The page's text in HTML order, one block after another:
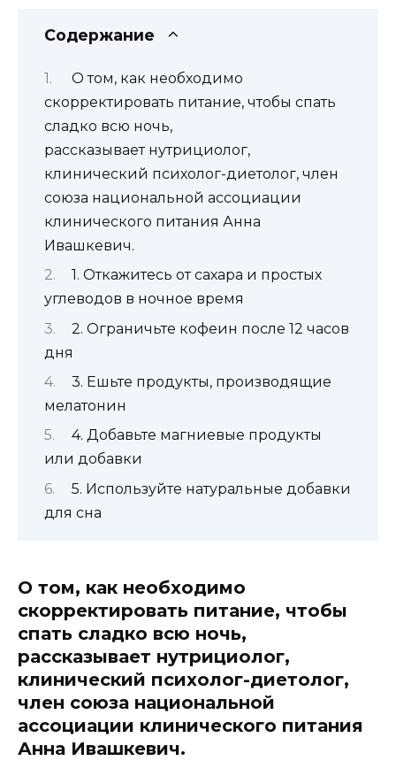
Содержание
О том, как необходимо
скорректировать питание, чтобы спать
сладко всю ночь,
рассказывает нутрициолог,
клинический психолог-диетолог, член
союза национальной ассоциации
клинического питания Анна
Ивашкевич.
1. Откажитесь от сахара и простых
углеводов в ночное время
2. Ограничьте кофеин после 12 часов
дня
3. Ешьте продукты, производящие
мелатонин
4. Добавьте магниевые продукты
или добавки
5. Используйте натуральные добавки
для сна
О том, как необходимо
скорректировать питание, чтобы
спать сладко всю ночь,
рассказывает нутрициолог,
клинический психолог-диетолог,
член союза национальной
ассоциации клинического питания
Анна Ивашкевич.